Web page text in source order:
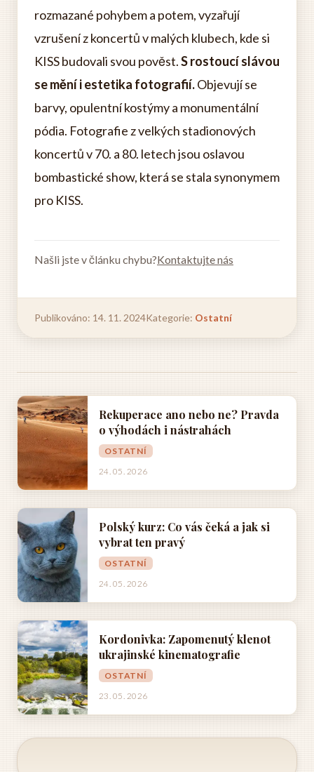
rozmazané pohybem a potem, vyzařují
vzrušení z koncertů v malých klubech, kde si
KISS budovali svou pověst.S rostoucí slávou
se mění i estetika fotografií.Objevují se
barvy, opulentní kostýmy a monumentální
pódia. Fotografie z velkých stadionových
koncertů v 70. a 80. letech jsou oslavou
bombastické show, která se stala synonymem
pro KISS.
Našli jste v článku chybu?Kontaktujte nás
Publikováno: 14. 11. 2024Kategorie: Ostatní
Rekuperace ano nebo ne? Pravda
o výhodách i nástrahách
OSTATNÍ
24. 05. 2026
Polský kurz: Co vás čeká a jak si
vybrat ten pravý
OSTATNÍ
24. 05. 2026
Kordonivka: Zapomenutý klenot
ukrajinské kinematografie
OSTATNÍ
23. 05. 2026